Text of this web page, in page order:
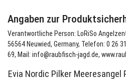
Angaben zur
Verantwortliche Person: LoRiSo
56564 Neuwied, Germany, Telefon: 0 26
69, Mail: info@raubfisch-jagd.de,
Evia Nordic Pilker Meeresangel